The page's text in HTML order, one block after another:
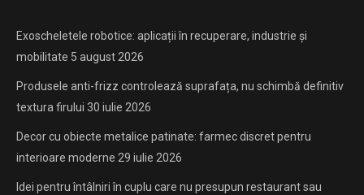
Exoscheletele robotice: aplicații în recuperare, industrie și
mobilitate 5 august 2026
Produsele anti-frizz controlează suprafața, nu schimbă definitiv
textura firului 30 iulie 2026
Decor cu obiecte metalice patinate: farmec discret pentru
interioare moderne 29 iulie 2026
Idei pentru întâlniri în cuplu care nu presupun restaurant sau